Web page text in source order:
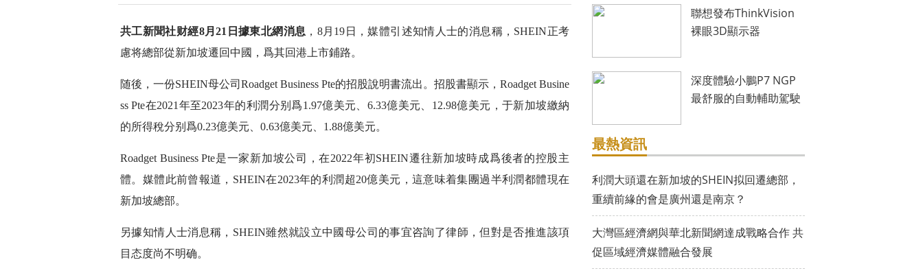
共工新聞社财經8月21日據東北網消息 ，8月19日，媒體引述知情人士的消息稱，SHEIN正考
慮将總部從新加坡遷回中國，爲其回港上市鋪路。
随後，一份SHEIN母公司Roadget Business Pte的招股說明書流出。招股書顯示，Roadget Busine
ss Pte在2021年至2023年的利潤分别爲1.97億美元、6.33億美元、12.98億美元，于新加坡繳納
的所得稅分别爲0.23億美元、0.63億美元、1.88億美元。
Roadget Business Pte是一家新加坡公司，在2022年初SHEIN遷往新加坡時成爲後者的控股主
體。媒體此前曾報道，SHEIN在2023年的利潤超20億美元，這意味着集團過半利潤都體現在
新加坡總部。
另據知情人士消息稱，SHEIN雖然就設立中國母公司的事宜咨詢了律師，但對是否推進該項
目态度尚不明确。
聯想發布ThinkVision
裸眼3D顯示器
深度體驗小鵬P7 NGP
最舒服的自動輔助駕駛
最熱資訊
利潤大頭還在新加坡的SHEIN拟回遷總部，
重續前緣的會是廣州還是南京？
大灣區經濟網與華北新聞網達成戰略合作 共
促區域經濟媒體融合發展